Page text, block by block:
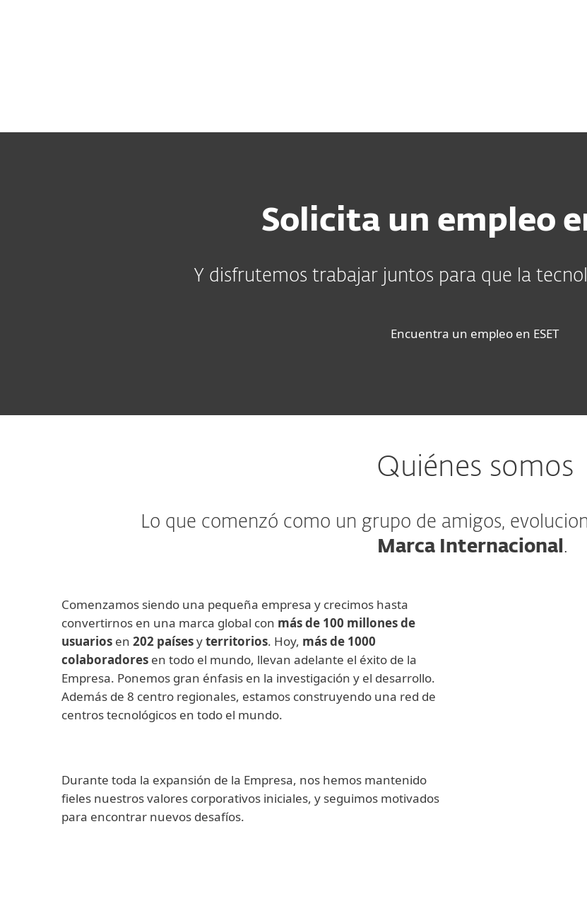
Solicita un empleo
Y disfrutemos trabajar juntos para que la
Encuentra un empleo en ESET
Quiénes somos
Lo que comenzó como un grupo de amigos,
Marca Internacional .
Comenzamos siendo una pequeña empresa y crecimos hasta
convertirnos en una marca global con más de 100 millones de
usuarios en 202 paísesyterritorios. Hoy, más de 1000
colaboradores en todo el mundo, llevan adelante el éxito de la
Empresa. Ponemos gran énfasis en la investigación y el desarrollo.
Además de 8 centro regionales, estamos construyendo una red de
centros tecnológicos en todo el mundo.
Durante toda la expansión de la Empresa, nos hemos mantenido
fieles nuestros valores corporativos iniciales, y seguimos motivados
para encontrar nuevos desafíos.